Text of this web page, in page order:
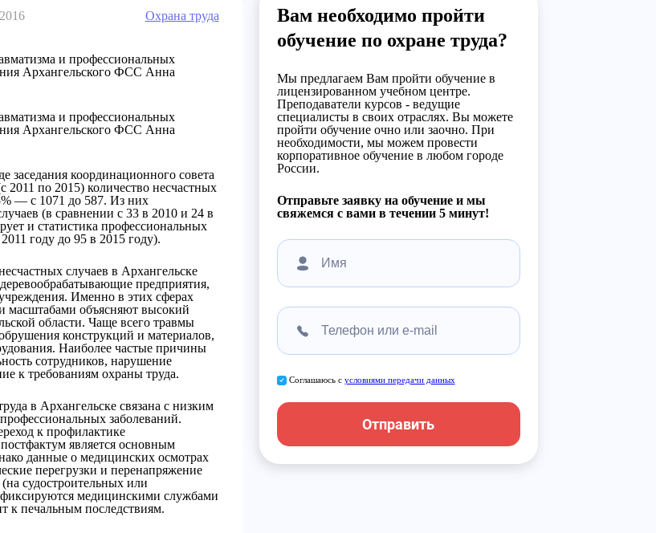
Охрана труда
и профессиональных
Архангельского ФСС Анна
и профессиональных
Архангельского ФСС Анна
заседания координационного совета
2011 по 2015) количество несчастных
— с 1071 до 587. Из них
(в сравнении с 33 в 2010 и 24 в
и статистика профессиональных
году до 95 в 2015 году).
случаев в Архангельске
предприятия,
Именно в этих сферах
масштабами объясняют высокий
области. Чаще всего травмы
конструкций и материалов,
Наиболее частые причины
сотрудников, нарушение
к требованиям охраны труда.
в Архангельске связана с низким
заболеваний.
к профилактике
является основным
данные о медицинских осмотрах
перегрузки и перенапряжение
судостроительных или
фиксируются медицинскими службами
к печальным последствиям.
Вам необходимо пройти
обучение по охране труда?
Мы предлагаем Вам пройти обучение в
лицензированном учебном центре.
Преподаватели курсов - ведущие
специалисты в своих отраслях. Вы можете
пройти обучение очно или заочно. При
необходимости, мы можем провести
корпоративное обучение в любом городе
России.
Отправьте заявку на обучение и мы
свяжемся с вами в течении 5 минут!
Соглашаюсь с условиями передачи данных
Отправить